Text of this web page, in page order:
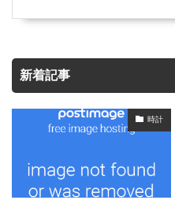
新着記事
時計